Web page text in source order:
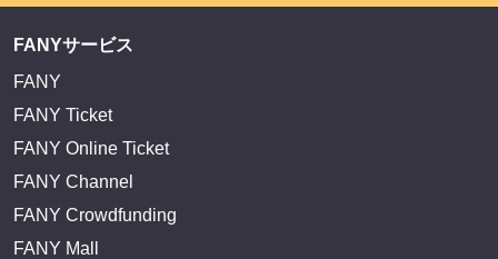
FANYサービス
FANY
FANY Ticket
FANY Online Ticket
FANY Channel
FANY Crowdfunding
FANY Mall